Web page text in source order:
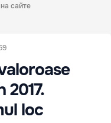
сайте
loc